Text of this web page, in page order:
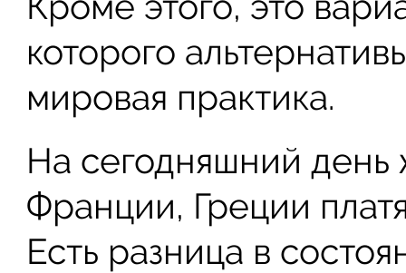
которого
мировая практика.
На сегодняшний день
Франции, Греции
Есть разница в